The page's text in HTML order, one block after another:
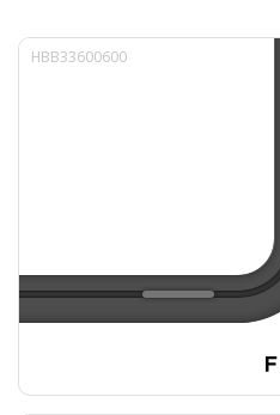
HBB33600600